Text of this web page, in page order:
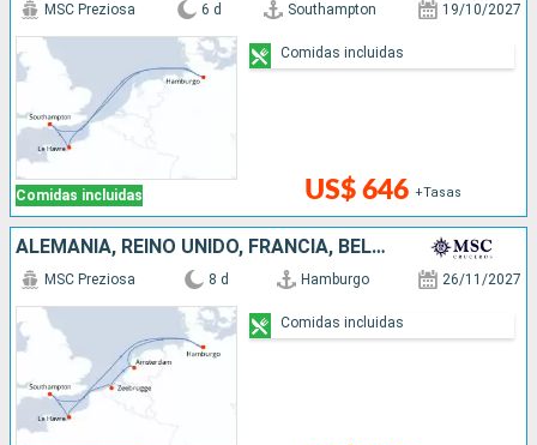
Comidas incluidas
MSC Preziosa 6 d Southampton 19/10/2027
US$ 646 +Tasas
Comidas incluidas
ALEMANIA, REINO UNIDO, FRANCIA, BÉLGICA, PAISES BAJOS
MSC Preziosa 8 d Hamburgo 26/11/2027
Comidas incluidas